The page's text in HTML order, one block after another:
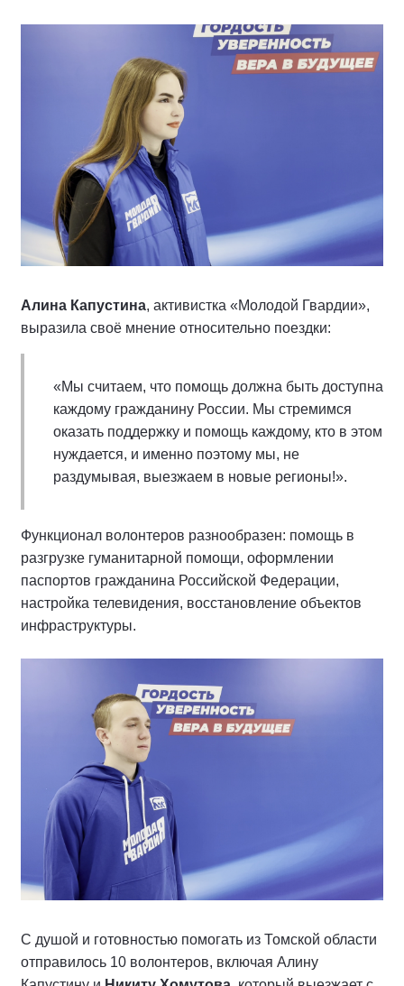
Алина Капустина, активистка «Молодой Гвардии»,
выразила своё мнение относительно поездки:
«Мы считаем, что помощь должна быть доступна
каждому гражданину России. Мы стремимся
оказать поддержку и помощь каждому, кто в этом
нуждается, и именно поэтому мы, не
раздумывая, выезжаем в новые регионы!».
Функционал волонтеров разнообразен: помощь в
разгрузке гуманитарной помощи, оформлении
паспортов гражданина Российской Федерации,
настройка телевидения, восстановление объектов
инфраструктуры.
С душой и готовностью помогать из Томской области
отправилось 10 волонтеров, включая Алину